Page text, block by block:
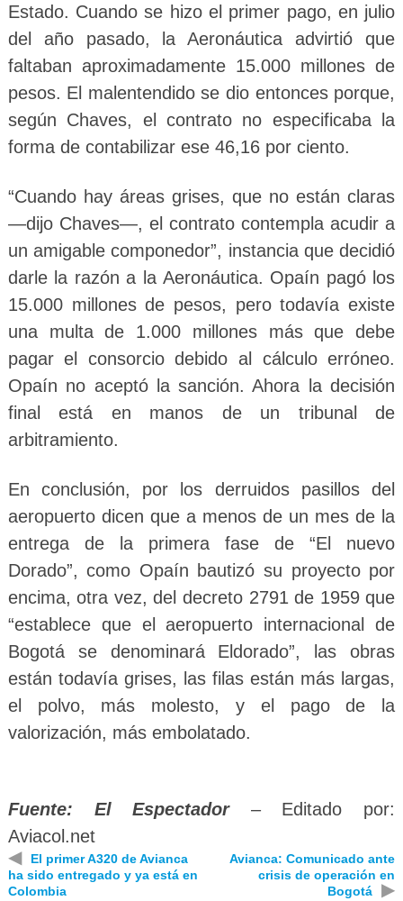
Estado. Cuando se hizo el primer pago, en julio
del año pasado, la Aeronáutica advirtió que
faltaban aproximadamente 15.000 millones de
pesos. El malentendido se dio entonces porque,
según Chaves, el contrato no especificaba la
forma de contabilizar ese 46,16 por ciento.
“Cuando hay áreas grises, que no están claras
—dijo Chaves—, el contrato contempla acudir a
un amigable componedor”, instancia que decidió
darle la razón a la Aeronáutica. Opaín pagó los
15.000 millones de pesos, pero todavía existe
una multa de 1.000 millones más que debe
pagar el consorcio debido al cálculo erróneo.
Opaín no aceptó la sanción. Ahora la decisión
final está en manos de un tribunal de
arbitramiento.
En conclusión, por los derruidos pasillos del
aeropuerto dicen que a menos de un mes de la
entrega de la primera fase de “El nuevo
Dorado”, como Opaín bautizó su proyecto por
encima, otra vez, del decreto 2791 de 1959 que
“establece que el aeropuerto internacional de
Bogotá se denominará Eldorado”, las obras
están todavía grises, las filas están más largas,
el polvo, más molesto, y el pago de la
valorización, más embolatado.
Fuente: El Espectador– Editado por:
Aviacol.net
◀
El primer A320 de Avianca
ha sido entregado y ya está en
Colombia
Avianca: Comunicado ante
crisis de operación en
Bogotá
▶